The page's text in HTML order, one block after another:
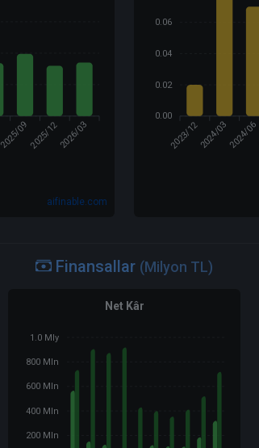
2025/092025/122026/03
aifinable.com
0.06
0.04
0.02
0.00
2023/122024/032024/06
Finansallar (Milyon TL)
Net Kâr
1.0 Mly
800 Mln
600 Mln
400 Mln
200 Mln